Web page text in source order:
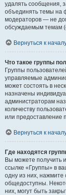
удалять сообщения,
объединять темы на
модераторов — не
обсуждаемым темам
Вернуться к
Что такое группы
Группы
управляемые
может состоять в
назначены
администраторам
количеству
или предоставление
Вернуться к
Где находятся
Вы можете получить
ссылке «Группы» в
одну из них, нажмите
общедоступны.
них, могут быть